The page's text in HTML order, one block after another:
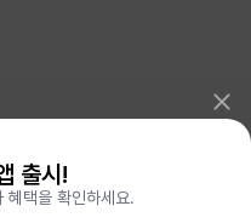
출시!
혜택을 확인하세요.